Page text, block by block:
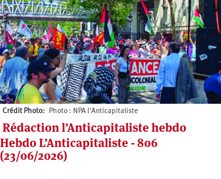
Crédit Photo Photo : NPA l'Anticapitaliste
Rédaction l’Anticapitaliste hebdo
Hebdo L’Anticapitaliste - 806
(23/06/2026)